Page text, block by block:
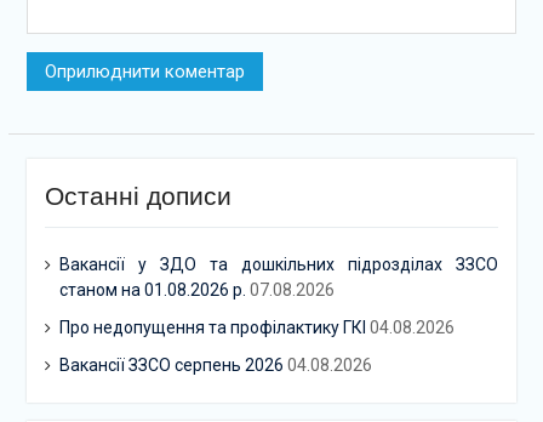
Останні дописи
Вакансії у ЗДО та дошкільних підрозділах ЗЗСО
станом на 01.08.2026 р. 07.08.2026
Про недопущення та профілактику ГКІ 04.08.2026
Вакансії ЗЗСО серпень 2026 04.08.2026